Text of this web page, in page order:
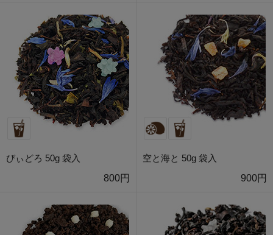
びぃどろ 50g 袋入
800円
空と海と 50g 袋入
900円